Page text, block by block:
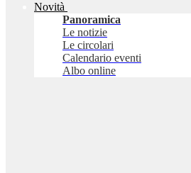
Novità
Panoramica
Le notizie
Le circolari
Calendario eventi
Albo online